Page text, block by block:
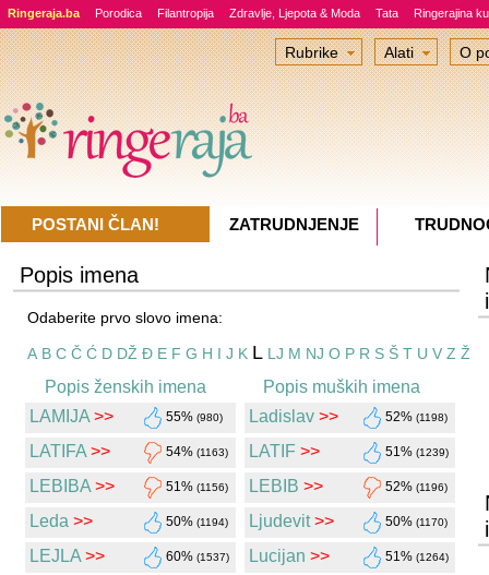
Ringeraja.ba Porodica Filantropija Zdravlje, Ljepota & Moda Tata Ringerajina
Popis imena
Odaberite prvo slovo imena:
A B C Č Ć D DŽ Đ E F G H I J K L LJ M NJ O P R S Š T U V Z Ž
Popis ženskih imena
Popis muških imena
LAMIJA >> 55% (980)
LATIFA >> 54% (1163)
LEBIBA >> 51% (1156)
Leda >> 50% (1194)
LEJLA >> 60% (1537)
Ladislav >> 52% (1198)
LATIF >> 51% (1239)
LEBIB >> 52% (1196)
Ljudevit >> 50% (1170)
Lucijan >> 51% (1264)
Rubrike Alati O
POSTANI ČLAN! ZATRUDNJENJE